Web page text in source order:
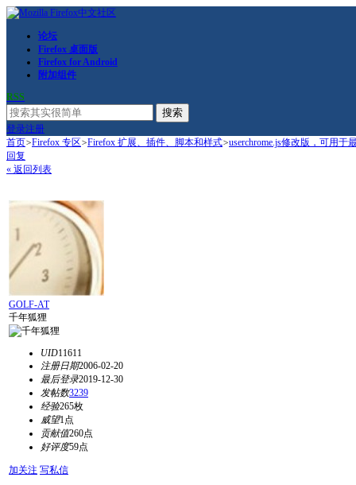
论坛
Firefox 桌面版
Firefox for Android
附加组件
RSS
搜索
登录注册
首页>Firefox 专区>Firefox 扩展、插件、脚本和样式>userchrome.js修改版，可用于
回复
« 返回列表
GOLF-AT
千年狐狸
UID11611
注册日期2006-02-20
最后登录2019-12-30
发帖数3239
经验265枚
威望1点
贡献值260点
好评度59点
加关注 写私信